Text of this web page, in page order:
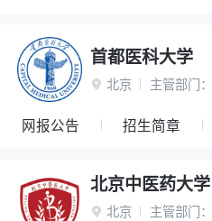
首都医科大学
 北京 主管部门：
网报公告 招生简章
北京中医药大学
 北京 主管部门：